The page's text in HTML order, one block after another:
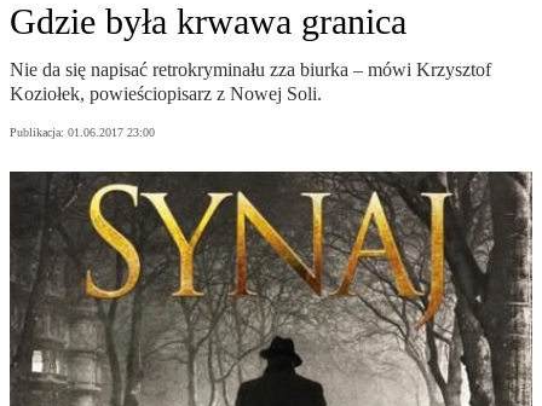
Gdzie była krwawa granica
Nie da się napisać retrokryminału zza biurka – mówi Krzysztof
Koziołek, powieściopisarz z Nowej Soli.
Publikacja: 01.06.2017 23:00